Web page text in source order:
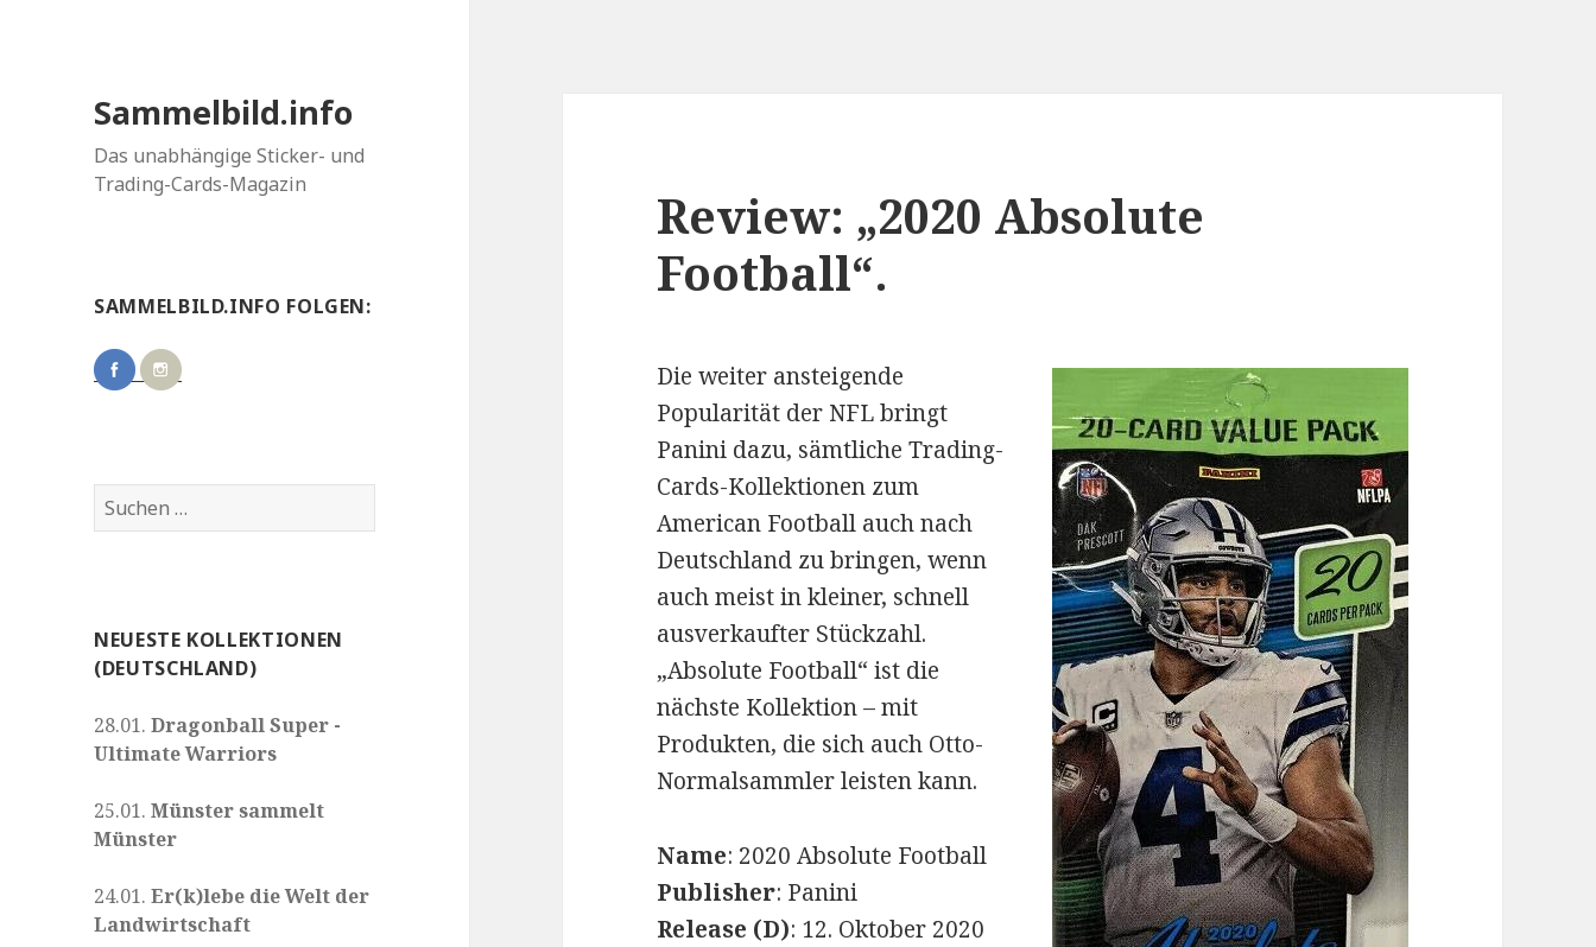
Sammelbild.info
Das unabhängige Sticker- und
Trading-Cards-Magazin
SAMMELBILD.INFO FOLGEN:
Suchen
nach:
NEUESTE KOLLEKTIONEN
(DEUTSCHLAND)
28.01.Dragonball Super -
Ultimate Warriors
25.01.Münster sammelt
Münster
24.01.Er(k)lebe die Welt der
Landwirtschaft
Review: „2020 Absolute
Football“.
Die weiter ansteigende
Popularität der NFL bringt
Panini dazu, sämtliche Trading-
Cards-Kollektionen zum
American Football auch nach
Deutschland zu bringen, wenn
auch meist in kleiner, schnell
ausverkaufter Stückzahl.
„Absolute Football“ ist die
nächste Kollektion – mit
Produkten, die sich auch Otto-
Normalsammler leisten kann.
Name: 2020 Absolute Football
Publisher: Panini
Release (D): 12. Oktober 2020